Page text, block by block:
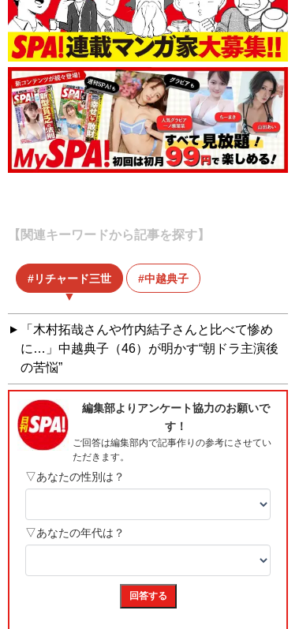
【関連キーワードから記事を探す】
リチャード三世 中越典子
「木村拓哉さんや竹内結子さんと比べて惨め
に…」中越典子（46）が明かす“朝ドラ主演後
の苦悩”